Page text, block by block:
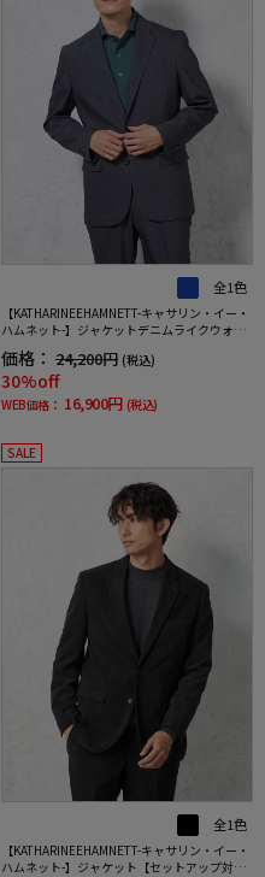
全1色
【KATHARINEEHAMNETT-キャサリン・イー・
ハムネット-】ジャケットデニムライクウォッ
地
価格： 24,200円 (税込)
30%off
WEB価格： 16,900円 (税込)
SALE
全1色
【KATHARINEEHAMNETT-キャサリン・イー・
ハムネット-】ジャケット【セットアップ対応